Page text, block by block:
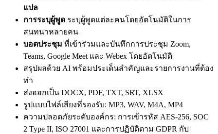
แปล
การระบุผู้พูด ระบุผู้พูดแต่ละคนโดยอัตโนมัติในการ
สนทนาหลายคน
บอตประชุม ที่เข้าร่วมและบันทึกการประชุม Zoom,
Teams, Google Meet และ Webex โดยอัตโนมัติ
สรุปผลด้วย AI พร้อมประเด็นสำคัญและรายการงานที่ต้อง
ทำ
ส่งออกเป็น DOCX, PDF, TXT, SRT, XLSX
รูปแบบไฟล์เสียงที่รองรับ: MP3, WAV, M4A, MP4
ความปลอดภัยระดับองค์กร: การเข้ารหัส AES-256, SOC
2 Type II, ISO 27001 และการปฏิบัติตาม GDPR กับ